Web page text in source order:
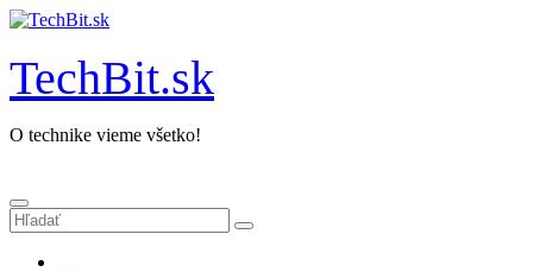
Prejsť
obsah
TechBit.sk
O technike vieme všetko!